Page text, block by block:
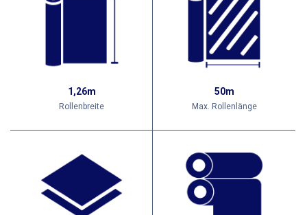
1,26m
Rollenbreite
50m
Max. Rollenlänge